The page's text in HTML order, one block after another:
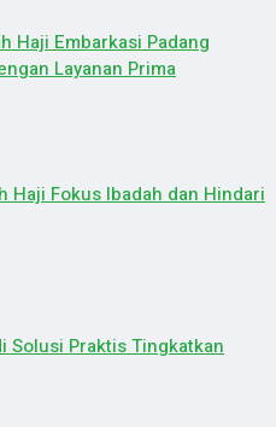
Haji Embarkasi Padang
Layanan Prima
Haji Fokus Ibadah dan Hindari
Solusi Praktis Tingkatkan